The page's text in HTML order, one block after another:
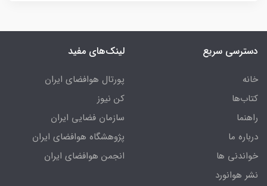
دسترسی سریع
خانه
کتاب‌ها
راهنما
درباره ما
خواندنی ها
نشر هوانورد
لینک‌های مفید
پورتال هوافضای ایران
کن نیوز
سازمان فضایی ایران
پژوهشگاه هوافضای ایران
انجمن هوافضای ایران